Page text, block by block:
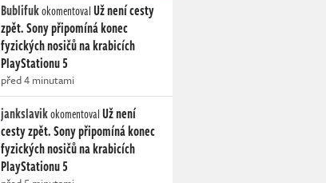
BublifukokomentovalUž není cesty
zpět. Sony připomíná konec
fyzických nosičů na krabicích
PlayStationu 5
před 4 minutami
jankslavikokomentovalUž není
cesty zpět. Sony připomíná konec
fyzických nosičů na krabicích
PlayStationu 5